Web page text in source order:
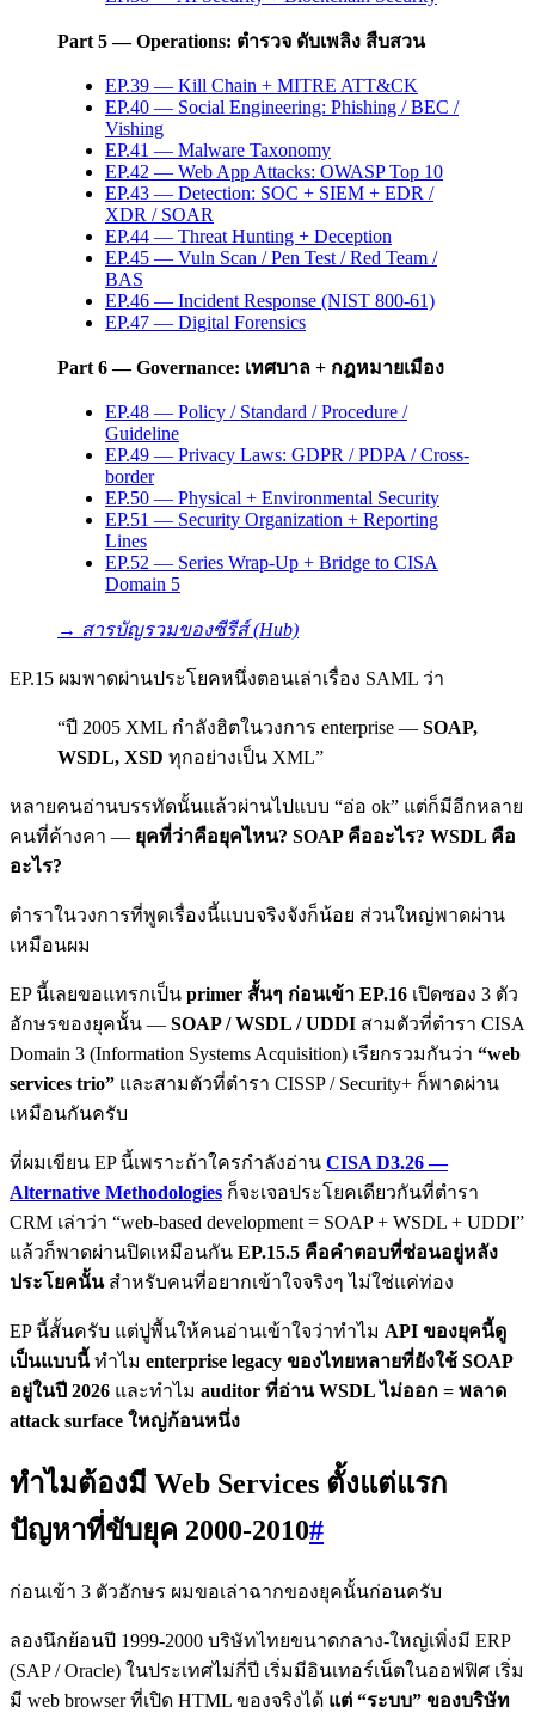
Part 5 — Operations: ตำรวจ ดับเพลิง สืบสวน
EP.39 — Kill Chain + MITRE ATT&CK
EP.40 — Social Engineering: Phishing / BEC /
Vishing
EP.41 — Malware Taxonomy
EP.42 — Web App Attacks: OWASP Top 10
EP.43 — Detection: SOC + SIEM + EDR /
XDR / SOAR
EP.44 — Threat Hunting + Deception
EP.45 — Vuln Scan / Pen Test / Red Team /
BAS
EP.46 — Incident Response (NIST 800-61)
EP.47 — Digital Forensics
Part 6 — Governance: เทศบาล + กฎหมายเมือง
EP.48 — Policy / Standard / Procedure /
Guideline
EP.49 — Privacy Laws: GDPR / PDPA / Cross-
border
EP.50 — Physical + Environmental Security
EP.51 — Security Organization + Reporting
Lines
EP.52 — Series Wrap-Up + Bridge to CISA
Domain 5
→ สารบัญรวมของซีรีส์ (Hub)
EP.15 ผมพาดผ่านประโยคหนึ่งตอนเล่าเรื่อง SAML ว่า
“ปี 2005 XML กำลังฮิตในวงการ enterprise — SOAP,
WSDL, XSD ทุกอย่างเป็น XML”
หลายคนอ่านบรรทัดนั้นแล้วผ่านไปแบบ “อ่อ ok” แต่ก็มีอีกหลาย
คนที่ค้างคา — ยุคที่ว่าคือยุคไหน? SOAP คืออะไร? WSDL คือ
อะไร?
ตำราในวงการที่พูดเรื่องนี้แบบจริงจังก็น้อย ส่วนใหญ่พาดผ่าน
เหมือนผม
EP นี้เลยขอแทรกเป็น primer สั้นๆ ก่อนเข้า EP.16 เปิดซอง 3 ตัว
อักษรของยุคนั้น — SOAP / WSDL / UDDI สามตัวที่ตำรา CISA
Domain 3 (Information Systems Acquisition) เรียกรวมกันว่า “web
services trio” และสามตัวที่ตำรา CISSP / Security+ ก็พาดผ่าน
เหมือนกันครับ
ที่ผมเขียน EP นี้เพราะถ้าใครกำลังอ่าน CISA D3.26 —
Alternative Methodologies ก็จะเจอประโยคเดียวกันที่ตำรา
CRM เล่าว่า “web-based development = SOAP + WSDL + UDDI”
แล้วก็พาดผ่านปิดเหมือนกัน EP.15.5 คือคำตอบที่ซ่อนอยู่หลัง
ประโยคนั้นสำหรับคนที่อยากเข้าใจจริงๆ ไม่ใช่แค่ท่อง
EP นี้สั้นครับ แต่ปูพื้นให้คนอ่านเข้าใจว่าทำไม API ของยุคนี้ดู
เป็นแบบนี้ทำไม enterprise legacy ของไทยหลายที่ยังใช้ SOAP
อยู่ในปี 2026 และทำไม auditor ที่อ่าน WSDL ไม่ออก = พลาด
attack surface ใหญ่ก้อนหนึ่ง
ทำไมต้องมี Web Services ตั้งแต่แรก
ปัญหาที่ขับยุค 2000-2010#
ก่อนเข้า 3 ตัวอักษร ผมขอเล่าฉากของยุคนั้นก่อนครับ
ลองนึกย้อนปี 1999-2000 บริษัทไทยขนาดกลาง-ใหญ่เพิ่งมี ERP
(SAP / Oracle) ในประเทศไม่กี่ปี เริ่มมีอินเทอร์เน็ตในออฟฟิศ เริ่ม
มี web browser ที่เปิด HTML ของจริงได้ แต่ “ระบบ” ของบริษัท